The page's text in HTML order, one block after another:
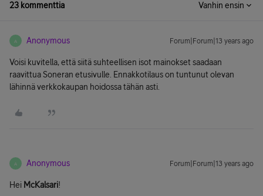
23 kommenttia Vanhin ensin
A Anonymous Forum|Forum|13 years ago
Voisi kuvitella, että siitä suhteellisen isot mainokset saadaan
raavittua Soneran etusivulle. Ennakkotilaus on tuntunut olevan
lähinnä verkkokaupan hoidossa tähän asti.
A Anonymous Forum|Forum|13 years ago
Hei McKalsari!